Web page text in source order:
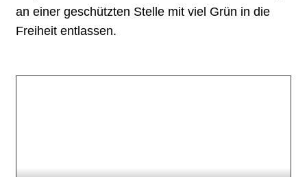
an einer geschützten Stelle mit viel Grün in die
Freiheit entlassen.